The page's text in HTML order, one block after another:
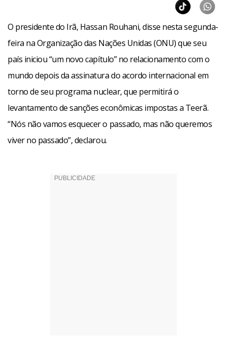
O presidente do Irã, Hassan Rouhani, disse nesta segunda-
feira na Organização das Nações Unidas (ONU) que seu
país iniciou “um novo capítulo” no relacionamento com o
mundo depois da assinatura do acordo internacional em
torno de seu programa nuclear, que permitirá o
levantamento de sanções econômicas impostas a Teerã.
“Nós não vamos esquecer o passado, mas não queremos
viver no passado”, declarou.